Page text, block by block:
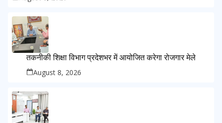
तकनीकी शिक्षा विभाग प्रदेशभर में आयोजित करेगा रोजगार मेले
August 8, 2026